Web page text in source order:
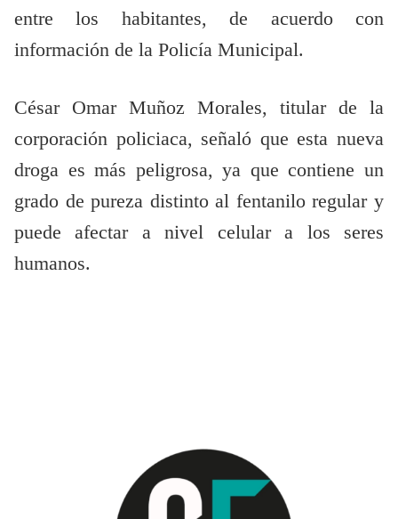
entre los habitantes, de acuerdo con
información de la Policía Municipal.
César Omar Muñoz Morales, titular de la
corporación policiaca, señaló que esta nueva
droga es más peligrosa, ya que contiene un
grado de pureza distinto al fentanilo regular y
puede afectar a nivel celular a los seres
humanos.